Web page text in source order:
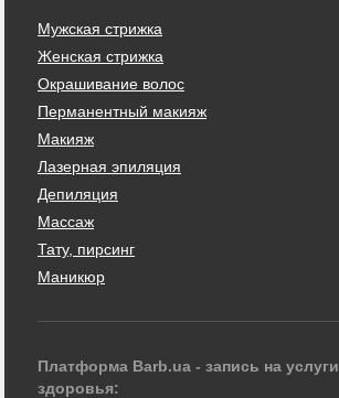
Мужская стрижка
Женская стрижка
Окрашивание волос
Перманентный макияж
Макияж
Лазерная эпиляция
Депиляция
Массаж
Тату, пирсинг
Маникюр
Платформа Barb.ua - запись на
здоровья: